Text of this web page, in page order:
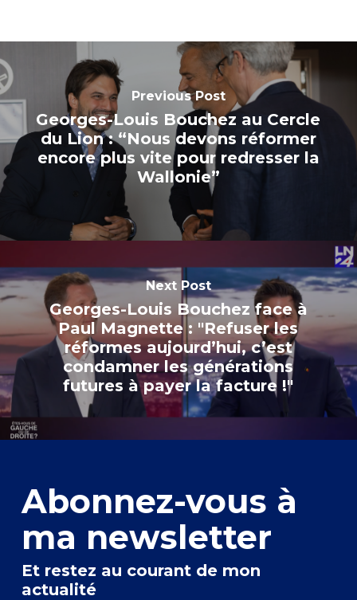
Previous Post
Georges-Louis Bouchez au Cercle
du Lion : “Nous devons réformer
encore plus vite pour redresser la
Wallonie”
Next Post
Georges-Louis Bouchez face à
Paul Magnette : "Refuser les
réformes aujourd’hui, c’est
condamner les générations
futures à payer la facture !"
Abonnez-vous à
ma newsletter
Et restez au courant de mon
actualité